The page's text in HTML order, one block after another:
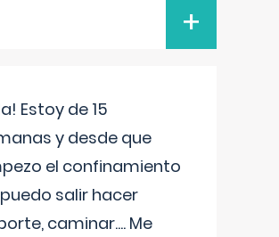
+
Estoy de 15
y desde que
el confinamiento
salir hacer
caminar.... Me